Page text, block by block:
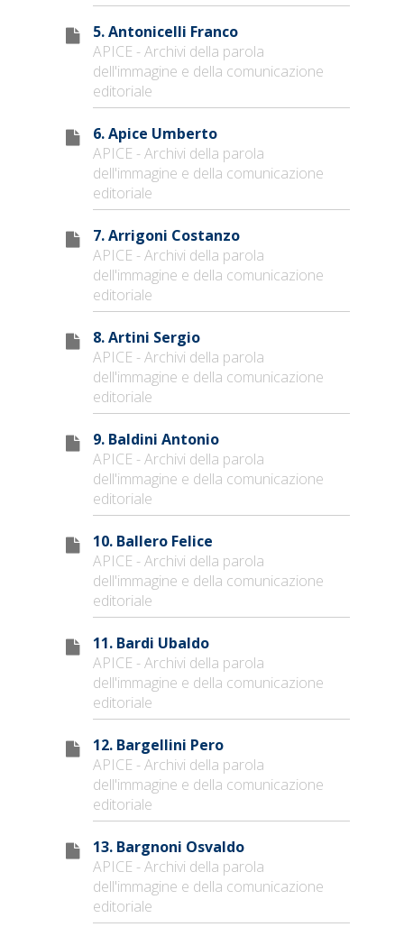
5. Antonicelli Franco
APICE - Archivi della parola
dell'immagine e della comunicazione
editoriale
6. Apice Umberto
APICE - Archivi della parola
dell'immagine e della comunicazione
editoriale
7. Arrigoni Costanzo
APICE - Archivi della parola
dell'immagine e della comunicazione
editoriale
8. Artini Sergio
APICE - Archivi della parola
dell'immagine e della comunicazione
editoriale
9. Baldini Antonio
APICE - Archivi della parola
dell'immagine e della comunicazione
editoriale
10. Ballero Felice
APICE - Archivi della parola
dell'immagine e della comunicazione
editoriale
11. Bardi Ubaldo
APICE - Archivi della parola
dell'immagine e della comunicazione
editoriale
12. Bargellini Pero
APICE - Archivi della parola
dell'immagine e della comunicazione
editoriale
13. Bargnoni Osvaldo
APICE - Archivi della parola
dell'immagine e della comunicazione
editoriale